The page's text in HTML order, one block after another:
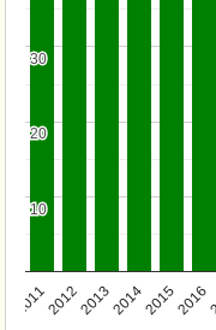
201120122013201420152016
10
10
20
20
30
30